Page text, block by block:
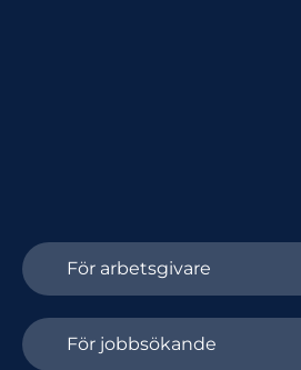
För arbetsgivare
För jobbsökande